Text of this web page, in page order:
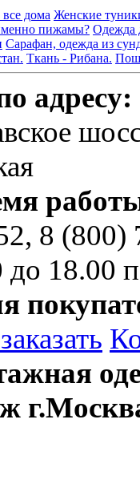
все дома Женские
пижамы? Одежда
Сарафан, одежда из
Ткань - Рибана.
адресу:
8 (800)
до 18.00